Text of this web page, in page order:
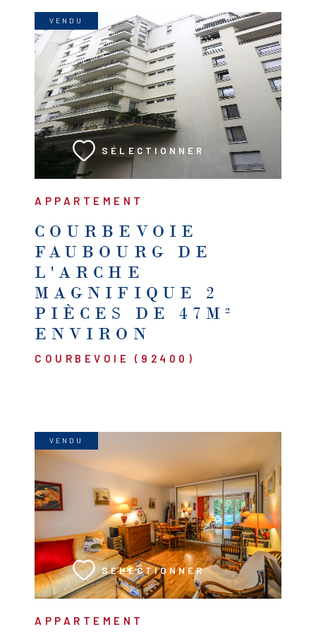
APPARTEMENT
COURBEVOIE
FAUBOURG DE
L'ARCHE
MAGNIFIQUE 2
PIÈCES DE 47M²
ENVIRON
COURBEVOIE (92400)
VENDU
SÉLECTIONNER
VOIR LE BIEN
APPARTEMENT
VENDU
SÉLECTIONNER
VOIR LE BIEN